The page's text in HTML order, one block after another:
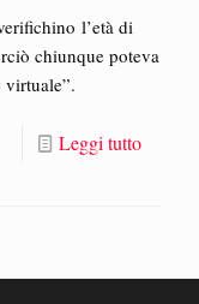
l’età di
chiunque poteva
virtuale”.
Leggi tutto